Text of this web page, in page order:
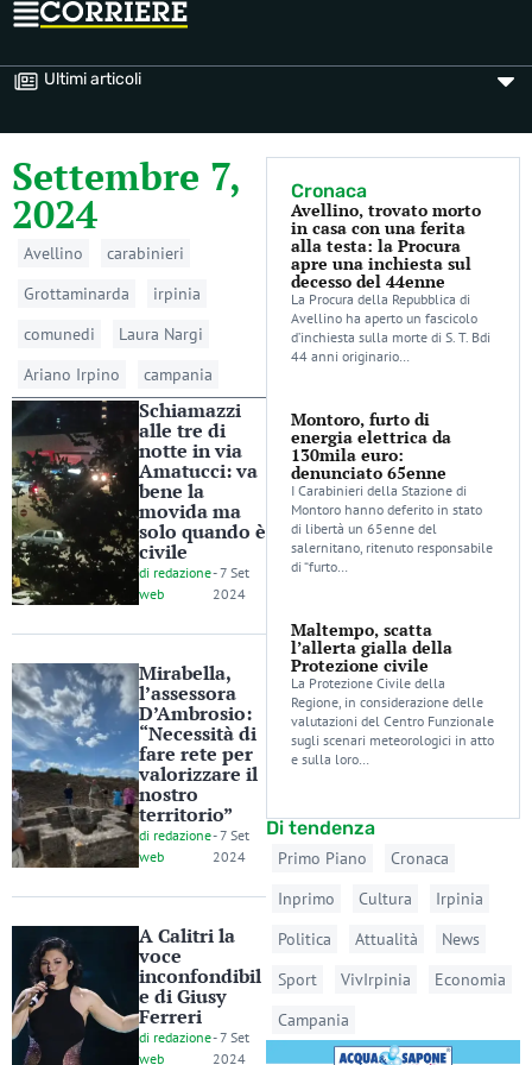
Ultimi articoli
Settembre 7,
2024
Avellino
carabinieri
Grottaminarda
irpinia
comunedi
Laura Nargi
Ariano Irpino
campania
Schiamazzi
alle tre di
notte in via
Amatucci: va
bene la
movida ma
solo quando è
civile
di redazione
web
-7 Set
2024
Mirabella,
l’assessora
D’Ambrosio:
“Necessità di
fare rete per
valorizzare il
nostro
territorio”
di redazione
web
-7 Set
2024
A Calitri la
voce
inconfondibil
e di Giusy
Ferreri
di redazione
web
-7 Set
2024
Cronaca
Avellino, trovato morto
in casa con una ferita
alla testa: la Procura
apre una inchiesta sul
decesso del 44enne
La Procura della Repubblica di
Avellino ha aperto un fascicolo
d’inchiesta sulla morte di S. T. Bdi
44 anni originario…
Montoro, furto di
energia elettrica da
130mila euro:
denunciato 65enne
I Carabinieri della Stazione di
Montoro hanno deferito in stato
di libertà un 65enne del
salernitano, ritenuto responsabile
di “furto…
Maltempo, scatta
l’allerta gialla della
Protezione civile
La Protezione Civile della
Regione, in considerazione delle
valutazioni del Centro Funzionale
sugli scenari meteorologici in atto
e sulla loro…
Di tendenza
Primo Piano
Cronaca
Inprimo
Cultura
Irpinia
Politica
Attualità
News
Sport
VivIrpinia
Economia
Campania